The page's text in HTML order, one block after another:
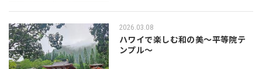
2026.03.08
ハワイで楽しむ和の美〜平等院テ
ンプル〜